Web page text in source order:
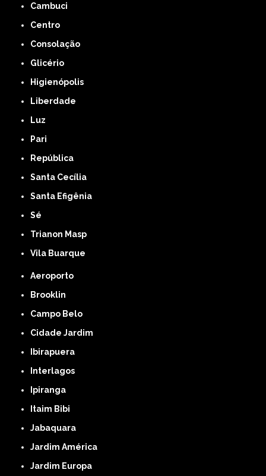
Cambuci
Centro
Consolação
Glicério
Higienópolis
Liberdade
Luz
Pari
República
Santa Cecília
Santa Efigênia
Sé
Trianon Masp
Vila Buarque
Aeroporto
Brooklin
Campo Belo
Cidade Jardim
Ibirapuera
Interlagos
Ipiranga
Itaim Bibi
Jabaquara
Jardim América
Jardim Europa